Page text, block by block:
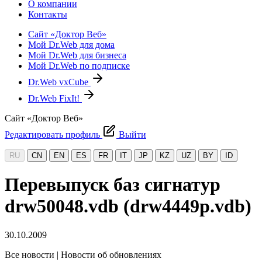
О компании
Контакты
Сайт «Доктор Веб»
Мой Dr.Web для дома
Мой Dr.Web для бизнеса
Мой Dr.Web по подписке
Dr.Web vxCube
Dr.Web FixIt!
Сайт «Доктор Веб»
Редактировать профиль
Выйти
RU CN EN ES FR IT JP KZ UZ BY ID
Перевыпуск баз сигнатур
drw50048.vdb (drw4449p.vdb)
30.10.2009
Все новости | Новости об обновлениях